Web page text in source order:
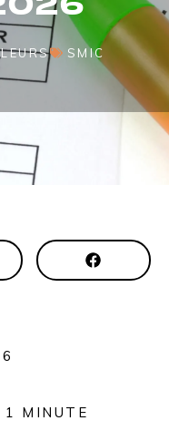
SMIC
1 MINUTE